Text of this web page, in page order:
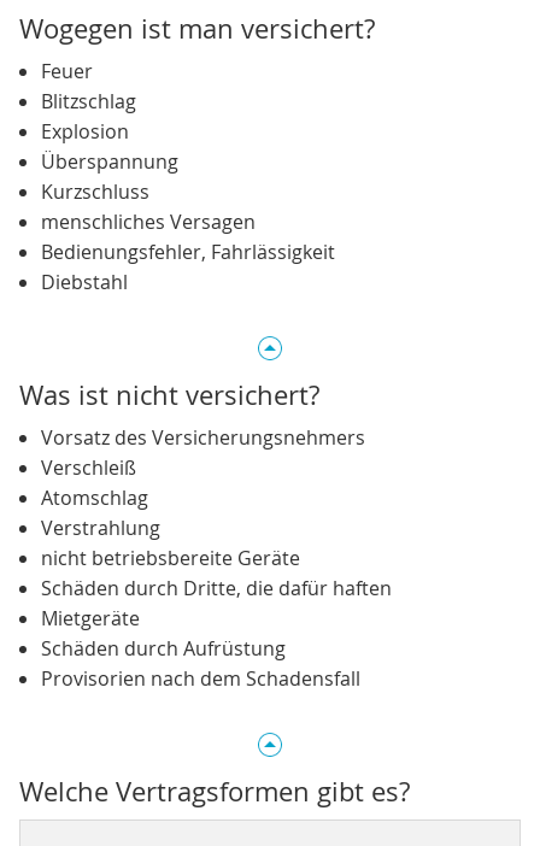
Wogegen ist man versichert?
Feuer
Blitzschlag
Explosion
Überspannung
Kurzschluss
menschliches Versagen
Bedienungsfehler, Fahrlässigkeit
Diebstahl
Was ist nicht versichert?
Vorsatz des Versicherungsnehmers
Verschleiß
Atomschlag
Verstrahlung
nicht betriebsbereite Geräte
Schäden durch Dritte, die dafür haften
Mietgeräte
Schäden durch Aufrüstung
Provisorien nach dem Schadensfall
Welche Vertragsformen gibt es?